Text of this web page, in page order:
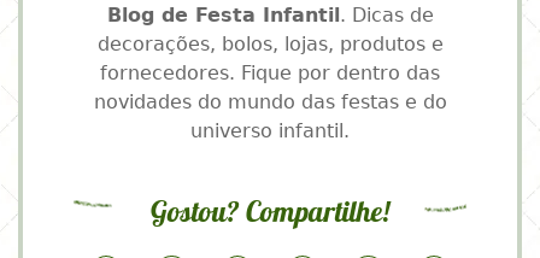
Blog de Festa Infantil . Dicas de
decorações, bolos, lojas, produtos e
fornecedores. Fique por dentro das
novidades do mundo das festas e do
universo infantil.
Gostou? Compartilhe!